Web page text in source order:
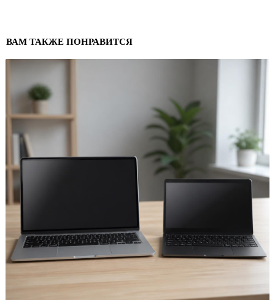
ВАМ ТАКЖЕ ПОНРАВИТСЯ